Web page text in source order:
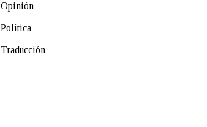
Opinión
Política
Traducción